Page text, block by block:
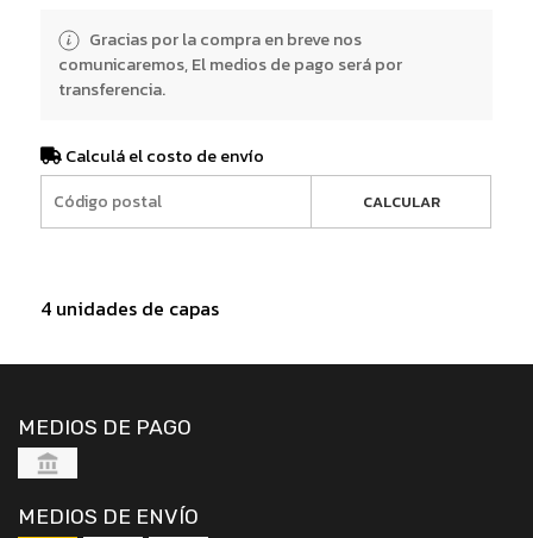
Gracias por la compra en breve nos
comunicaremos, El medios de pago será por
transferencia.
Calculá el costo de envío
CALCULAR
4 unidades de capas
MEDIOS DE PAGO
MEDIOS DE ENVÍO